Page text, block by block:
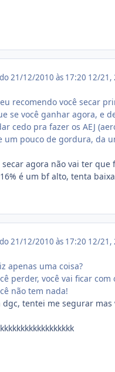
21/12/2010 às 17:20 12/21,
recomendo você secar
se você ganhar agora, e
cedo pra fazer os AEJ
um pouco de gordura, da
secar agora não vai ter
é um bf alto, tenta
21/12/2010 às 17:20 12/21,
apenas uma coisa?
perder, você vai ficar com
não tem nada!
dgc, tentei me segurar